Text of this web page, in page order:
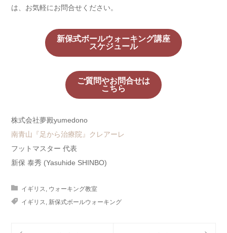
は、お気軽にお問合せください。
新保式ボールウォーキング講座
スケジュール
ご質問やお問合せは
こちら
株式会社夢殿yumedono
南青山『足から治療院』クレアーレ
フットマスター 代表
新保 泰秀 (Yasuhide SHINBO)
イギリス, ウォーキング教室
イギリス, 新保式ボールウォーキング